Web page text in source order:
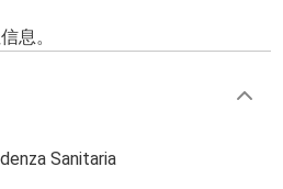
息。
Sanitaria